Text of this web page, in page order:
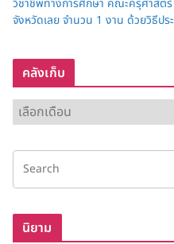
จังหวัดเลย จำนวน 1 งาน ด้วยวิธีป
คลังเก็บ
ลั
ง
ก็
นิยาม